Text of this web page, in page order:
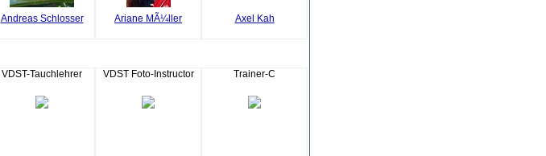
Andreas Schlosser Ariane MÃ¼ller Axel Kah
VDST-Tauchlehrer VDST Foto-Instructor Trainer-C